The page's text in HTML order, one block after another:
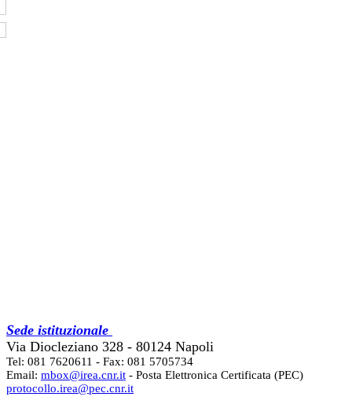
Sede istituzionale
Via Diocleziano 328 - 80124 Napoli
Tel: 081 7620611 - Fax: 081 5705734
Email: mbox@irea.cnr.it - Posta Elettronica Certificata (PEC)
protocollo.irea@pec.cnr.it